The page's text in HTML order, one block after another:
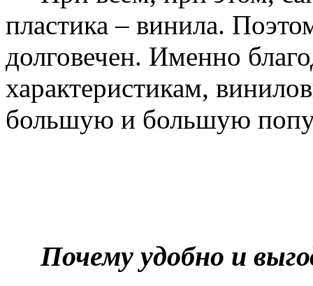
пластика – винила.
долговечен. Именно
характеристикам,
большую и большую
Почему удобно и